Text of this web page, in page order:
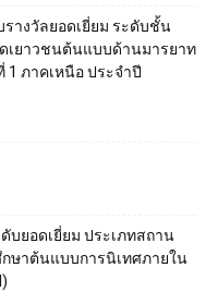
างวัลยอดเยี่ยม ระดับชั้น
เยาวชนต้นแบบด้านมารยาท
1 ภาคเหนือ ประจำปี
บยอดเยี่ยม ประเภทสถาน
ษาต้นแบบการนิเทศภายใน